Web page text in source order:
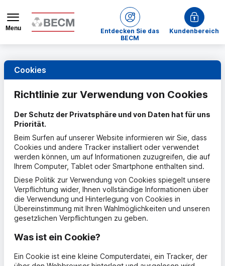
Menu
Entdecken Sie das
BECM
bei BECM Kundenbereich
Cookies
Richtlinie zur Verwendung von Cookies
Der Schutz der Privatsphäre und von Daten hat für uns
Priorität.
Beim Surfen auf unserer Website informieren wir Sie, dass
Cookies und andere Tracker installiert oder verwendet
werden können, um auf Informationen zuzugreifen, die auf
Ihrem Computer, Tablet oder Smartphone enthalten sind.
Diese Politik zur Verwendung von Cookies spiegelt unsere
Verpflichtung wider, Ihnen vollständige Informationen über
die Verwendung und Hinterlegung von Cookies in
Übereinstimmung mit Ihren Wahlmöglichkeiten und unseren
gesetzlichen Verpflichtungen zu geben.
Was ist ein Cookie?
Ein Cookie ist eine kleine Computerdatei, ein Tracker, der